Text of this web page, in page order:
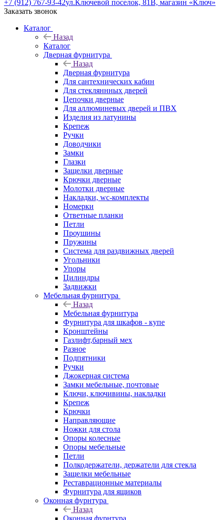
+7 (912) 767-93-42ул.Ключевой поселок, 81В, магазин «Ключ»
Заказать звонок
Каталог
Назад
Каталог
Дверная фурнитура
Назад
Дверная фурнитура
Для сантехнических кабин
Для стекляннных дверей
Цепочки дверные
Для аллюминевых дверей и ПВХ
Изделия из латунины
Крепеж
Ручки
Доводчики
Замки
Глазки
Защелки дверные
Крючки дверные
Молотки дверные
Накладки, wc-комплекты
Номерки
Ответные планки
Петли
Проушины
Пружины
Система для раздвижных дверей
Угольники
Упоры
Цилиндры
Задвижки
Мебельная фурнитура
Назад
Мебельная фурнитура
Фурнитура для шкафов - купе
Кронштейны
Газлифт,барный мех
Разное
Подпятники
Ручки
Джокерная система
Замки мебельные, почтовые
Ключи, ключивины, накладки
Крепеж
Крючки
Направляющие
Ножки для стола
Опоры колесные
Опоры мебельные
Петли
Полкодержатели, держатели для стекла
Защелки мебельные
Реставрационные материалы
Фурнитура для ящиков
Оконная фурнтура
Назад
Оконная фурнтура